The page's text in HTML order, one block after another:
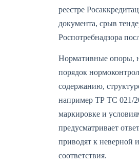
реестре
документа, срыв
Роспотребнадзора
Нормативные опоры,
порядок
содержанию,
например ТР ТС 021/
маркировке и
предусматривает
приводят к неверной
соответствия.